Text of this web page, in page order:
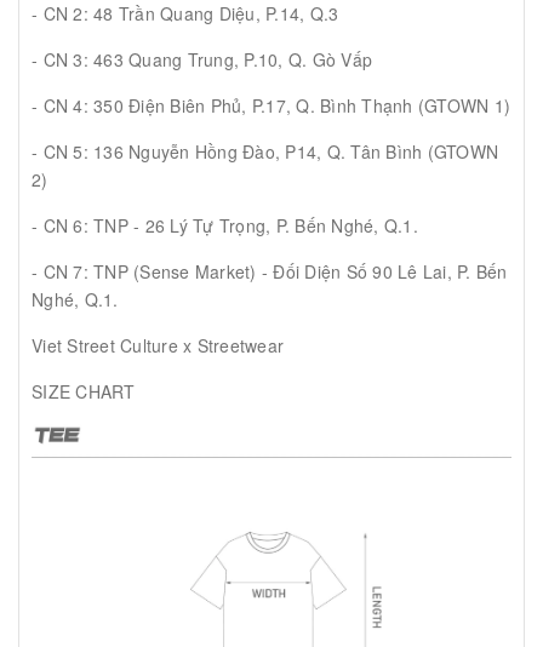
- CN 2: 48 Trần Quang Diệu, P.14, Q.3
- CN 3: 463 Quang Trung, P.10, Q. Gò Vấp
- CN 4: 350 Điện Biên Phủ, P.17, Q. Bình Thạnh (GTOWN 1)
- CN 5: 136 Nguyễn Hồng Đào, P14, Q. Tân Bình (GTOWN
2)
- CN 6: TNP - 26 Lý Tự Trọng, P. Bến Nghé, Q.1.
- CN 7: TNP (Sense Market) - Đối Diện Số 90 Lê Lai, P. Bến
Nghé, Q.1.
Viet Street Culture x Streetwear
SIZE CHART